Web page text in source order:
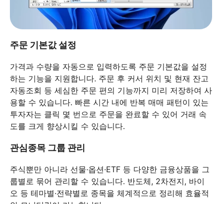
주문 기본값 설정
가격과 수량을 자동으로 입력하도록 주문 기본값을 설정
하는 기능을 지원합니다. 주문 후 커서 위치 및 현재 잔고
자동조회 등 세심한 주문 편의 기능까지 미리 저장하여 사
용할 수 있습니다. 빠른 시간 내에 반복 매매 패턴이 있는
투자자는 클릭 몇 번으로 주문을 완료할 수 있어 거래 속
도를 크게 향상시킬 수 있습니다.
관심종목 그룹 관리
주식뿐만 아니라 선물·옵션·ETF 등 다양한 금융상품을 그
룹별로 묶어 관리할 수 있습니다. 반도체, 2차전지, 바이
오 등 테마별·전략별로 종목을 체계적으로 정리해 효율적